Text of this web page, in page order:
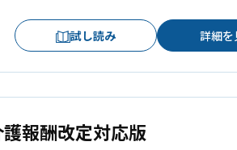
試し読み 詳細を
報酬改定対応版